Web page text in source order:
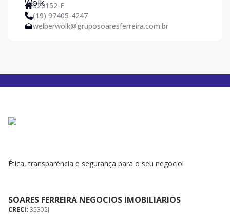
320152-F
(19) 97405-4247
welberwolk@gruposoaresferreira.com.br
Ética, transparência e segurança para o seu negócio!
SOARES FERREIRA NEGOCIOS IMOBILIARIOS
CRECI: 35302J